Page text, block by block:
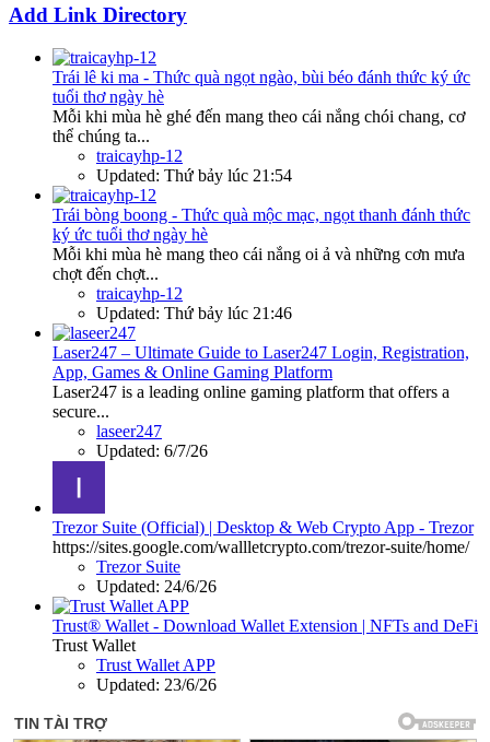
Add Link Directory
Trái lê ki ma - Thức quà ngọt ngào, bùi béo đánh thức ký ức
tuổi thơ ngày hè
Mỗi khi mùa hè ghé đến mang theo cái nắng chói chang, cơ
thể chúng ta...
traicayhp-12
Updated: Thứ bảy lúc 21:54
Trái bòng boong - Thức quà mộc mạc, ngọt thanh đánh thức
ký ức tuổi thơ ngày hè
Mỗi khi mùa hè mang theo cái nắng oi ả và những cơn mưa
chợt đến chợt...
traicayhp-12
Updated: Thứ bảy lúc 21:46
Laser247 – Ultimate Guide to Laser247 Login, Registration,
App, Games & Online Gaming Platform
Laser247 is a leading online gaming platform that offers a
secure...
laseer247
Updated: 6/7/26
Trezor Suite (Official) | Desktop & Web Crypto App - Trezor
https://sites.google.com/wallletcrypto.com/trezor-suite/home/
Trezor Suite
Updated: 24/6/26
Trust® Wallet - Download Wallet Extension | NFTs and DeFi
Trust Wallet
Trust Wallet APP
Updated: 23/6/26